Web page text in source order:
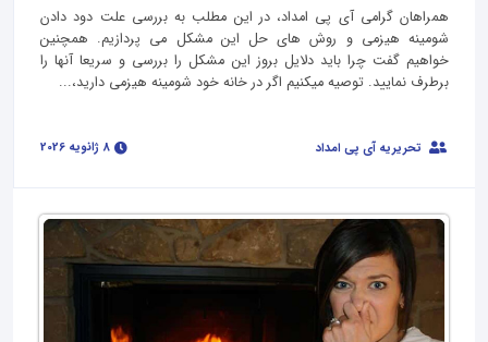
همراهان گرامی آی پی امداد، در این مطلب به بررسی علت دود دادن
شومینه هیزمی و روش های حل این مشکل می پردازیم. همچنین
خواهیم گفت چرا باید دلایل بروز این مشکل را بررسی و سریعا آنها را
برطرف نمایید. توصیه میکنیم اگر در خانه خود شومینه هیزمی دارید،...
تحریریه آی پی امداد